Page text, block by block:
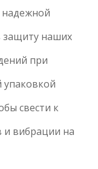
надежной
защиту наших
при
упаковкой
свести к
и вибрации на